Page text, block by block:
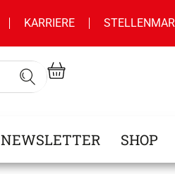
KARRIERE
NEWSLETTER SHOP